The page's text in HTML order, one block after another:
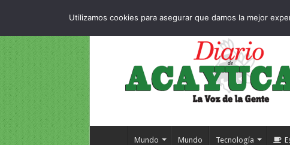
Mundo Mundo Tecnología
Utilizamos cookies para asegurar que damos la mejor